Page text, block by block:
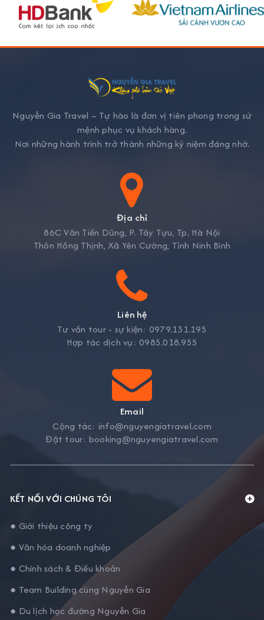
Nguyễn Gia Travel – Tự hào là đơn vị tiên phong trong sứ
mệnh phục vụ khách hàng.
Nơi những hành trình trở thành những kỷ niệm đáng nhớ.
Địa chỉ
86C Văn Tiến Dũng, P. Tây Tựu, Tp. Hà Nội
Thôn Hồng Thịnh, Xã Yên Cường, Tỉnh Ninh Bình
Liên hệ
Tư vấn tour - sự kiện: 0979.131.195
Hợp tác dịch vụ: 0985.018.955
Email
Cộng tác: info@nguyengiatravel.com
Đặt tour: booking@nguyengiatravel.com
KẾT NỐI VỚI CHÚNG TÔI
● Giới thiệu công ty
● Văn hóa doanh nghiệp
● Chính sách & Điều khoản
● Team Building cùng Nguyễn Gia
● Du lịch học đường Nguyễn Gia